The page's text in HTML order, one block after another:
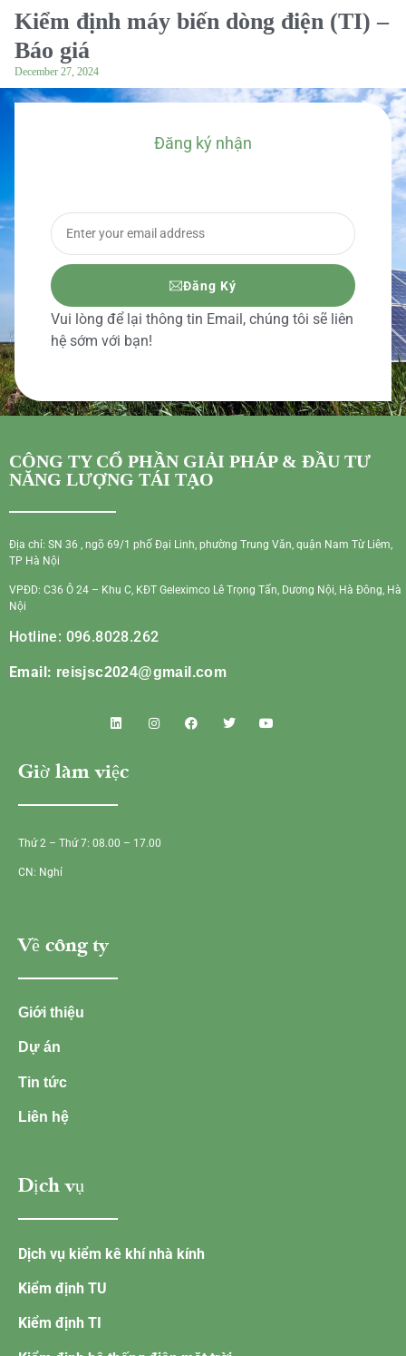
Kiểm định máy biến dòng điện (TI) –
Báo giá
December 27, 2024
Đăng ký nhận
Đăng Ký
Vui lòng để lại thông tin Email, chúng tôi sẽ liên
hệ sớm với bạn!
CÔNG TY CỔ PHẦN GIẢI PHÁP & ĐẦU TƯ
NĂNG LƯỢNG TÁI TẠO
Địa chỉ: SN 36 , ngõ 69/1 phố Đại Linh, phường Trung Văn, quận Nam Từ Liêm,
TP Hà Nội
VPĐD: C36 Ô 24 – Khu C, KĐT Geleximco Lê Trọng Tấn, Dương Nội, Hà Đông, Hà
Nội
Hotline: 096.8028.262
Email: reisjsc2024@gmail.com
Giờ làm việc
Thứ 2 – Thứ 7: 08.00 – 17.00
CN: Nghỉ
Về công ty
Giới thiệu
Dự án
Tin tức
Liên hệ
Dịch vụ
Dịch vụ kiểm kê khí nhà kính
Kiểm định TU
Kiểm định TI